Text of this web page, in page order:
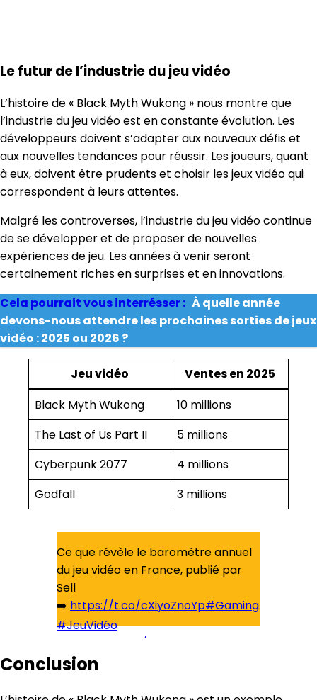
Le futur de l’industrie du jeu vidéo
L’histoire de « Black Myth Wukong » nous montre que
l’industrie du jeu vidéo est en constante évolution. Les
développeurs doivent s’adapter aux nouveaux défis et
aux nouvelles tendances pour réussir. Les joueurs, quant
à eux, doivent être prudents et choisir les jeux vidéo qui
correspondent à leurs attentes.
Malgré les controverses, l’industrie du jeu vidéo continue
de se développer et de proposer de nouvelles
expériences de jeu. Les années à venir seront
certainement riches en surprises et en innovations.
Cela pourrait vous interrésser : À quelle année
devons-nous attendre les prochaines sorties de jeux
vidéo : 2025 ou 2026 ?
Jeu vidéo
Ventes en 2025
Black Myth Wukong
10 millions
The Last of Us Part II
5 millions
Cyberpunk 2077
4 millions
Godfall
3 millions
Ce que révèle le baromètre annuel
du jeu vidéo en France, publié par
Sell
➡️ https://t.co/cXiyoZnoYp#Gaming
#JeuVidéo
pic.twitter.com/xRyrS2K4v8
— France Inter (@franceinter)
Conclusion